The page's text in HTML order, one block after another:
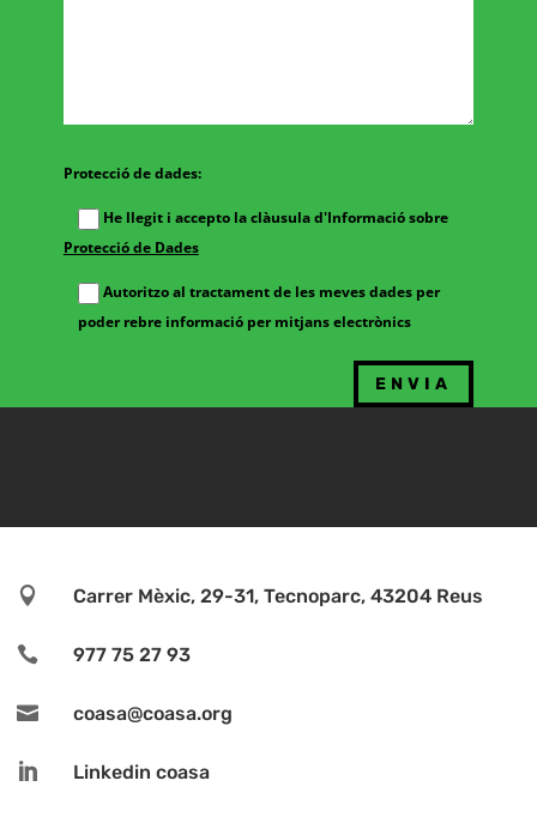
Protecció de dades:
He llegit i accepto la clàusula d'Informació sobre
Protecció de Dades
Autoritzo al tractament de les meves dades per
poder rebre informació per mitjans electrònics
 Carrer Mèxic, 29-31, Tecnoparc, 43204 Reus
 977 75 27 93
 coasa@coasa.org
 Linkedin coasa